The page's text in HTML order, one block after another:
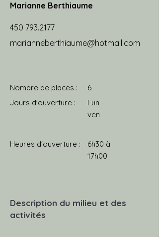
Marianne Berthiaume
450 793.2177
marianneberthiaume@hotmail.com
Nombre de places :
Jours d'ouverture :
6
Lun -
ven
Heures d'ouverture :
6h30 à
17h00
Description du milieu et des
activités